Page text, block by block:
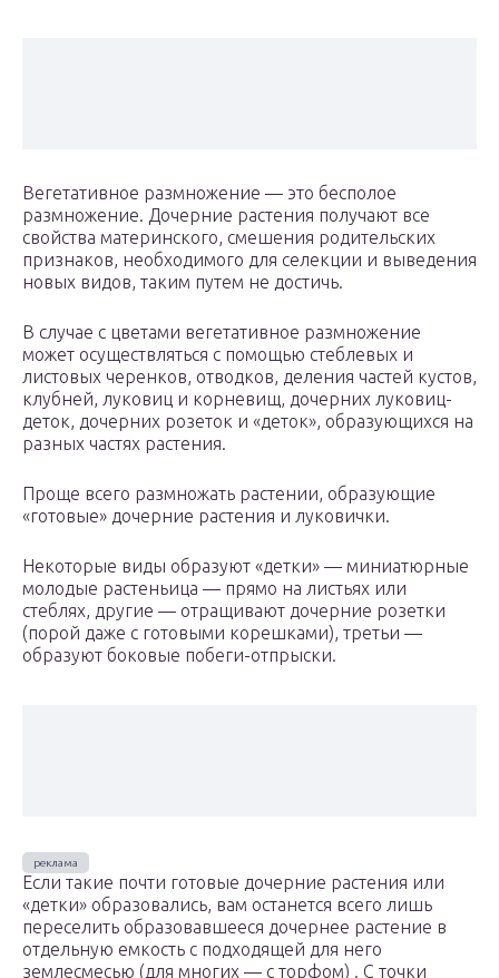
Вегетативное размножение — это бесполое
размножение. Дочер­ние растения получают все
свойства материнского, смешения роди­тельских
признаков, необходимого для селекции и выведения
новых видов, таким путем не достичь.
В случае с цветами вегетативное размножение
может осуществ­ляться с помощью стеблевых и
листовых черенков, отводков, деле­ния частей кустов,
клубней, луковиц и корневищ, дочерних луковиц-
деток, дочерних розеток и «деток», образующихся на
разных частях растения.
Проще всего размножать растении, образующие
«готовые» до­черние растения и луковички.
Некоторые виды образуют «детки» — миниатюрные
молодые растеньица — прямо на листьях или
стеблях, другие — отращива­ют дочерние розетки
(порой даже с готовыми корешками), третьи —
образуют боковые побеги-отпрыски.
Если такие почти готовые дочерние растения или
«детки» обра­зовались, вам останется всего лишь
переселить образовавшееся дочернее растение в
отдельную емкость с подходящей для него
землесмесью (для многих — с торфом) . С точки